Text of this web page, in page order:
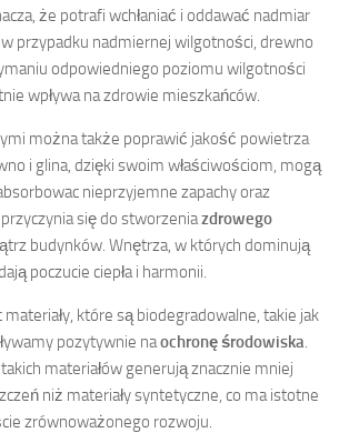
że potrafi wchłaniać i oddawać nadmiar
przypadku nadmiernej wilgotności, drewno
odpowiedniego poziomu wilgotności
wpływa na zdrowie mieszkańców.
można także poprawić jakość powietrza
i glina, dzięki swoim właściwościom, mogą
nieprzyjemne zapachy oraz
się do stworzeniazdrowego
budynków. Wnętrza, w których dominują
poczucie ciepła i harmonii.
materiały, które są biodegradowalne, takie jak
pozytywnie naochronę środowiska.
materiałów generują znacznie mniej
niż materiały syntetyczne, co ma istotne
zrównoważonego rozwoju.